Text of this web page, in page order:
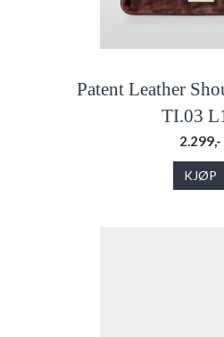
Patent Leather
TI.03
2.299,-
KJØP